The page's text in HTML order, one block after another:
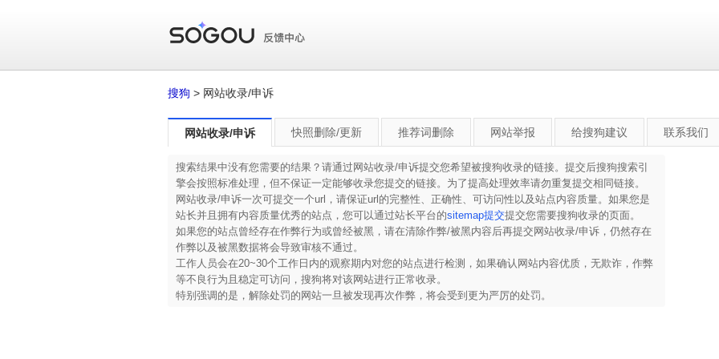
搜狗 > 网站收录/申诉
网站收录/申诉 快照删除/更新 推荐词删除 网站举报 给搜狗建议 联系我们
搜索结果中没有您需要的结果？请通过网站收录/申诉提交您希望被搜狗收录的链接。提交后搜狗搜索引
擎会按照标准处理，但不保证一定能够收录您提交的链接。为了提高处理效率请勿重复提交相同链接。
网站收录/申诉一次可提交一个url，请保证url的完整性、正确性、可访问性以及站点内容质量。如果您是
站长并且拥有内容质量优秀的站点，您可以通过站长平台的sitemap提交提交您需要搜狗收录的页面。
如果您的站点曾经存在作弊行为或曾经被黑，请在清除作弊/被黑内容后再提交网站收录/申诉，仍然存在
作弊以及被黑数据将会导致审核不通过。
工作人员会在20~30个工作日内的观察期内对您的站点进行检测，如果确认网站内容优质，无欺诈，作弊
等不良行为且稳定可访问，搜狗将对该网站进行正常收录。
特别强调的是，解除处罚的网站一旦被发现再次作弊，将会受到更为严厉的处罚。